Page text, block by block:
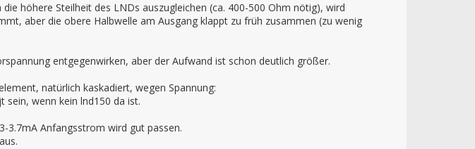
höhere Steilheit des LNDs auszugleichen (ca. 400-500 Ohm nötig), wird
aber die obere Halbwelle am Ausgang klappt zu früh zusammen (zu wenig
entgegenwirken, aber der Aufwand ist schon deutlich größer.
natürlich kaskadiert, wegen Spannung:
sein, wenn kein lnd150 da ist.
3.7mA Anfangsstrom wird gut passen.